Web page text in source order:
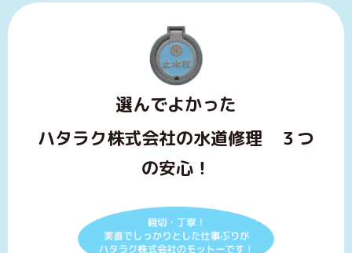
選んでよかった
ハタラク株式会社の水道修理 ３つ
の安心！